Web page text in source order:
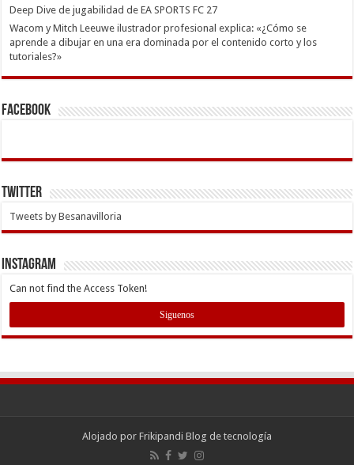
Deep Dive de jugabilidad de EA SPORTS FC 27
Wacom y Mitch Leeuwe ilustrador profesional explica: «¿Cómo se
aprende a dibujar en una era dominada por el contenido corto y los
tutoriales?»
Facebook
Twitter
Tweets by Besanavilloria
INSTAGRAM
Can not find the Access Token!
Siguenos
Alojado por Frikipandi Blog de tecnología